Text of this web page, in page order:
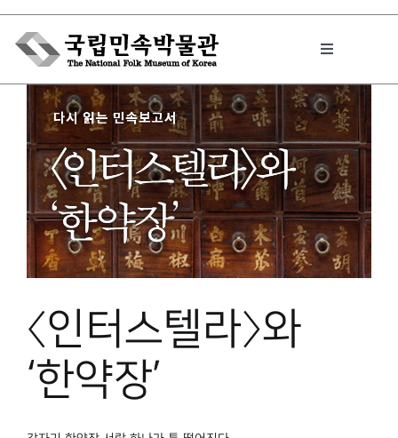
Skip
content
Toggle
박물관에서는
민속이야기
민속 인사이드
원문보기 PDF
〈인터스텔라〉와
‘한약장’